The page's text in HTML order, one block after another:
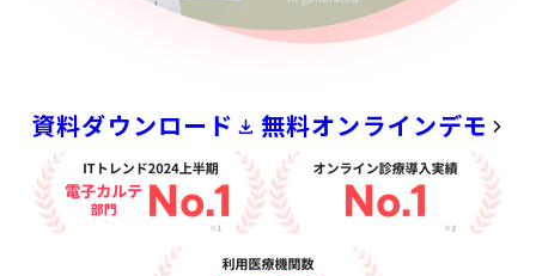
資料ダウンロード 無料オンラインデモ